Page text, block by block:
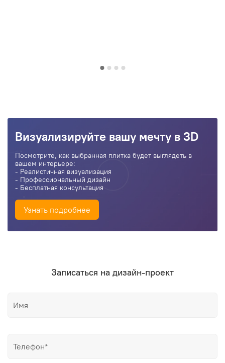
Визуализируйте вашу мечту в 3D
Посмотрите, как выбранная плитка будет выглядеть в
вашем интерьере:
- Реалистичная визуализация
- Профессиональный дизайн
- Бесплатная консультация
Узнать подробнее
Записаться на дизайн-проект